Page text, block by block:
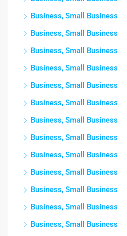
Business, Small Business
Business, Small Business
Business, Small Business
Business, Small Business
Business, Small Business
Business, Small Business
Business, Small Business
Business, Small Business
Business, Small Business
Business, Small Business
Business, Small Business
Business, Small Business
Business, Small Business